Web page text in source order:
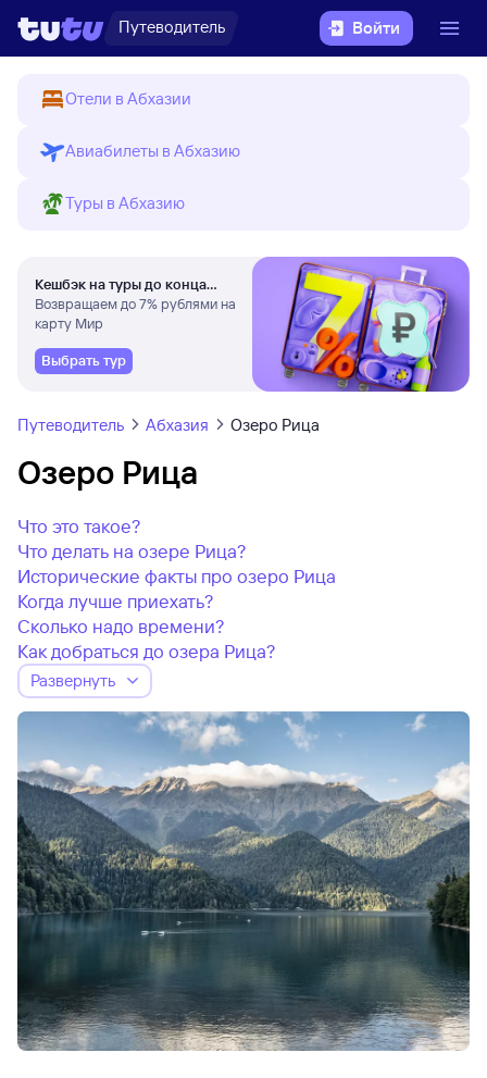
Путеводитель Войти
Отели в Абхазии
Авиабилеты в Абхазию
Туры в Абхазию
Кешбэк на туры до конца
августа
Возвращаем до 7% рублями на
карту Мир
Выбрать тур
Путеводитель Абхазия Озеро Рица
Озеро Рица
Что это такое?
Что делать на озере Рица?
Исторические факты про озеро Рица
Когда лучше приехать?
Сколько надо времени?
Как добраться до озера Рица?
Развернуть